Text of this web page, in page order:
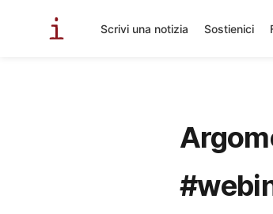
Scrivi una notizia Sostienici